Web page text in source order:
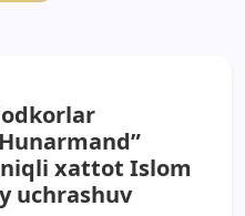
xattot Islom
uchrashuv